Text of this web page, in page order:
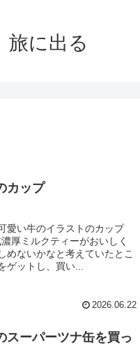
に出る
カップ
愛い牛のイラストのカップ
厚ミルクティーがおいしく
めないかなと考えていたとこ
ゲットし、買い...
2026.06.22
ーパーツナ缶を買っ